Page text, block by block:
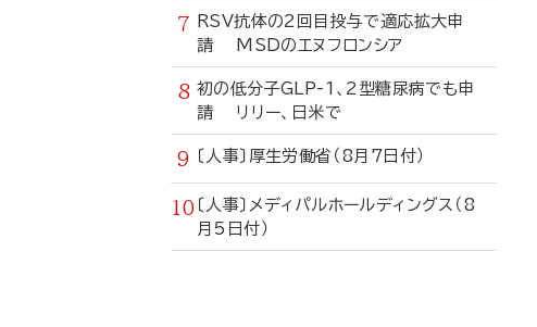
RSV抗体の2回目投与で適応拡大申
請 MSDのエヌフロンシア
初の低分子GLP-1、2型糖尿病でも申
請 リリー、日米で
〔人事〕厚生労働省（8月7日付）
〔人事〕メディパルホールディングス（8
月5日付）